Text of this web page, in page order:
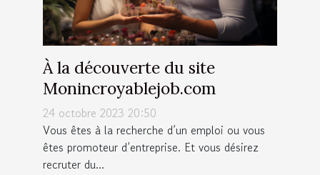
À la découverte du site
Monincroyablejob.com
24 octobre 2023 20:50
Vous êtes à la recherche d’un emploi ou vous
êtes promoteur d’entreprise. Et vous désirez
recruter du...